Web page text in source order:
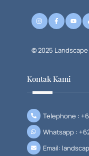
© 2025
Kontak Kami
Telephone :
Whatsapp :
Email: